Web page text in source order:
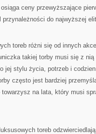
ceny przewyższające
do najwyższej
toreb różni się od innych
takiej torby musi się z
jej stylu życia, potrzeb i
często jest bardziej
na lata, który musi
toreb